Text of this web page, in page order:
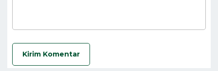
Kirim Komentar